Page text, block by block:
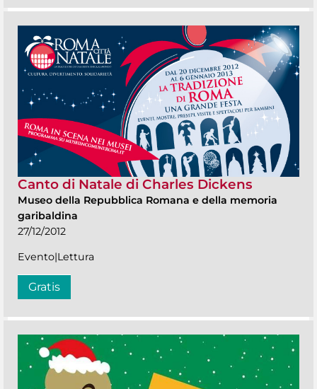
Canto di Natale di Charles Dickens
Museo della Repubblica Romana e della memoria
garibaldina
27/12/2012
Evento|Lettura
Gratis